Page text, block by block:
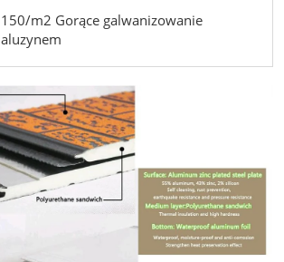
150/m2 Gorące galwanizowanie
aluzynem